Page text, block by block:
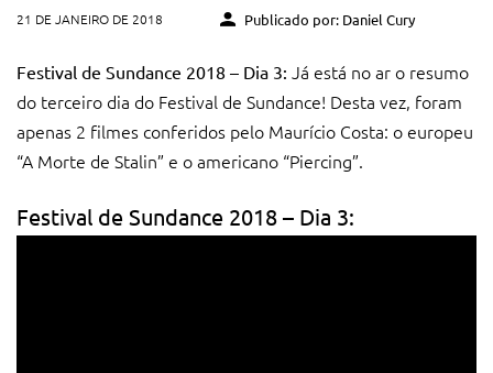
21 DE JANEIRO DE 2018 Publicado por: Daniel Cury
Festival de Sundance 2018 – Dia 3: Já está no ar o resumo
do terceiro dia do Festival de Sundance! Desta vez, foram
apenas 2 filmes conferidos pelo Maurício Costa: o europeu
“A Morte de Stalin” e o americano “Piercing”.
Festival de Sundance 2018 – Dia 3: